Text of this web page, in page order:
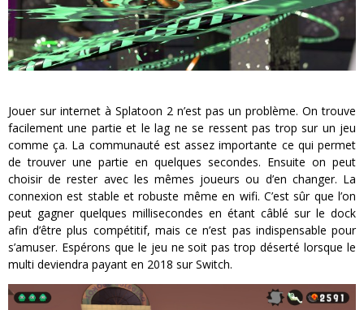
Jouer sur internet à Splatoon 2 n’est pas un problème. On trouve
facilement une partie et le lag ne se ressent pas trop sur un jeu
comme ça. La communauté est assez importante ce qui permet
de trouver une partie en quelques secondes. Ensuite on peut
choisir de rester avec les mêmes joueurs ou d’en changer. La
connexion est stable et robuste même en wifi. C’est sûr que l’on
peut gagner quelques millisecondes en étant câblé sur le dock
afin d’être plus compétitif, mais ce n’est pas indispensable pour
s’amuser. Espérons que le jeu ne soit pas trop déserté lorsque le
multi deviendra payant en 2018 sur Switch.